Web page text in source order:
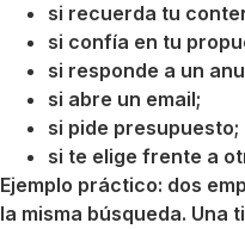
si recuerda tu
si confía en tu
si responde a un
si abre un email;
si pide presupuesto;
si te elige frente a
Ejemplo práctico: dos
la misma búsqueda. Una